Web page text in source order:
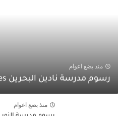
منذ بضع اعوام
رسوم مدرسة نادين البحرين Nadeen school fees
منذ بضع اعوام